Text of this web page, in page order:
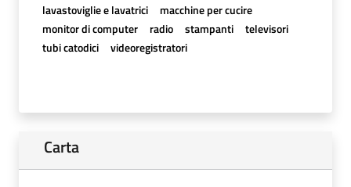
lavastoviglie e lavatrici
macchine per cucire
monitor di computer
radio stampanti
televisori
tubi catodici
videoregistratori
Carta